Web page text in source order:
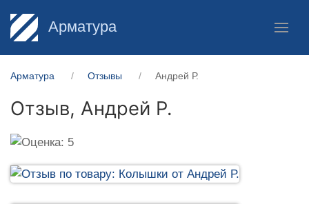
Арматура
Арматура Отзывы Андрей Р.
Отзыв, Андрей Р.